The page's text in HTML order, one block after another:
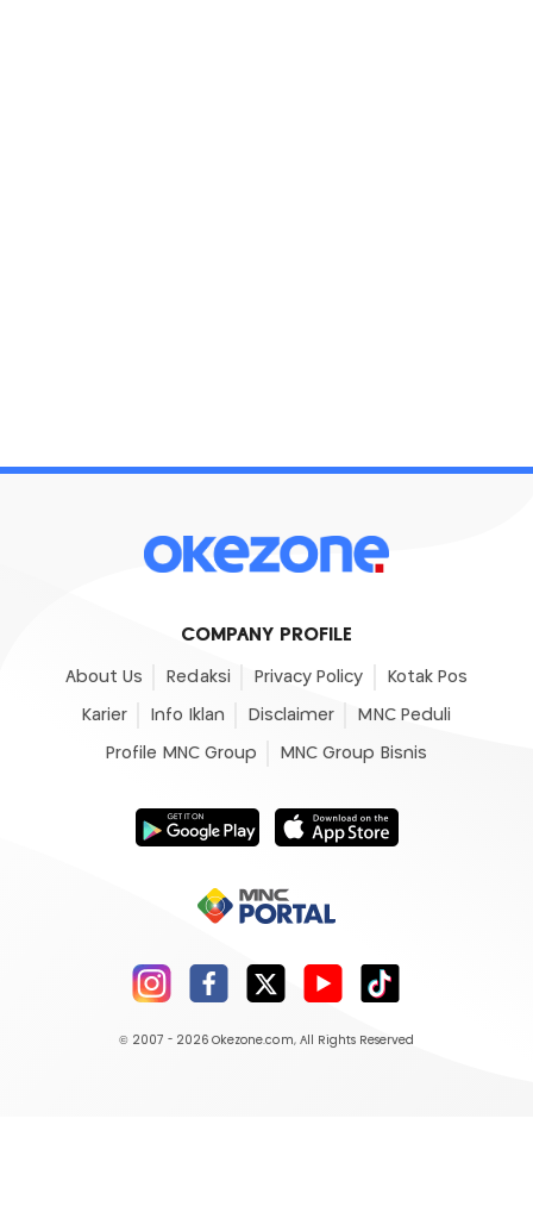
COMPANY PROFILE
About Us Redaksi Privacy Policy Kotak Pos
Karier Info Iklan Disclaimer MNC Peduli
Profile MNC Group MNC Group Bisnis
© 2007 - 2026 Okezone.com, All Rights Reserved